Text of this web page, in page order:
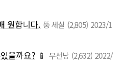
원합니다. 뚱 세실 (2,805) 2023/1
을까요? 📱 무선낭 (2,632) 2022/